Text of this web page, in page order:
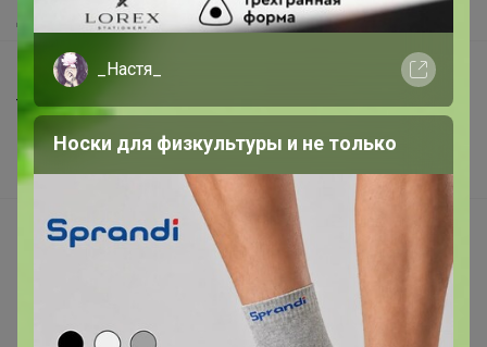
Доставка
Шоурумы
Торговые марки
Наша команда
В наличии
Подарочные сертификаты
Вакансии
_Настя_
Носки для физкультуры и не только